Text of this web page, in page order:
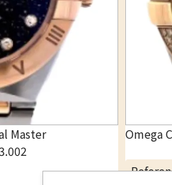
Master
Omega